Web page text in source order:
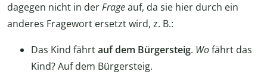
dagegen nicht in derFrageauf, da sie hier durch ein
anderes Fragewort ersetzt wird, z. B.:
Das Kind fährtaufdem Bürgersteig. Wofährt das
Kind? Auf dem Bürgersteig.